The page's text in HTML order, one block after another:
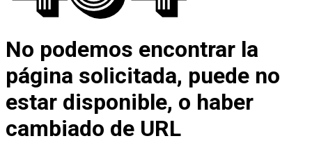
No podemos encontrar la
página solicitada, puede no
estar disponible, o haber
cambiado de URL